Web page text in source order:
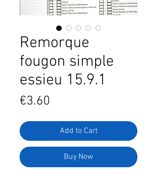
Remorque
fougon simple
essieu 15.9.1
€3.60
Add to Cart
Buy Now